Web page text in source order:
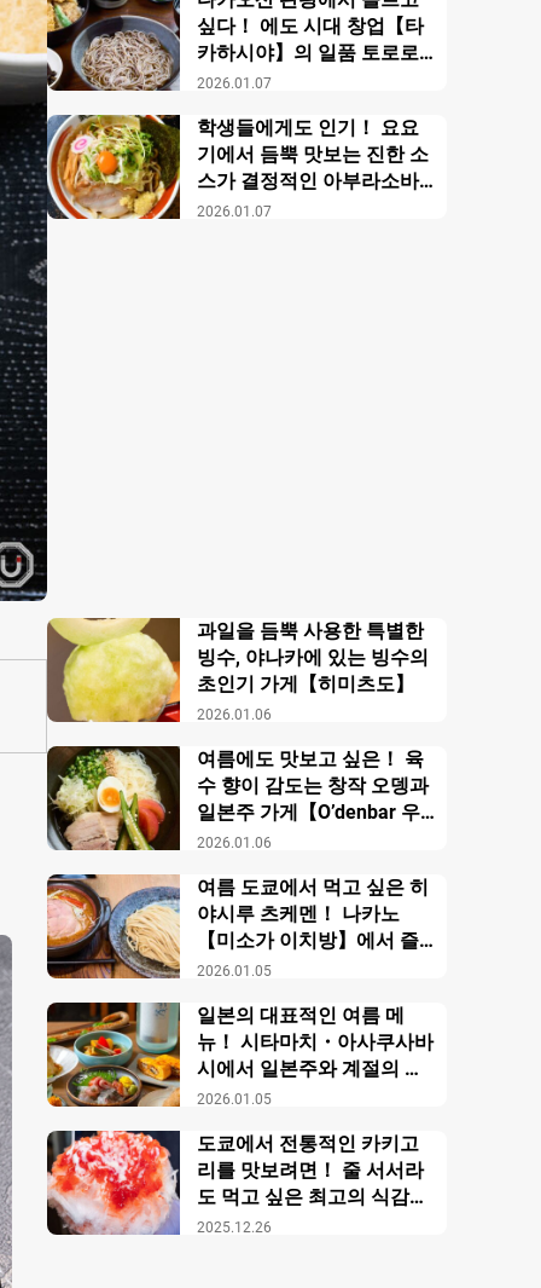
2026.01.07
싶다！ 에도 시대 창업【타
카하시야】의 일품 토로로
소바
2026.01.07
학생들에게도 인기！ 요요
기에서 듬뿍 맛보는 진한 소
스가 결정적인 아부라소바
【무사시노 아부라 각카
2026.01.06
과일을 듬뿍 사용한 특별한
빙수, 야나카에 있는 빙수의
초인기 가게【히미츠도】
2026.01.06
여름에도 맛보고 싶은！ 육
수 향이 감도는 창작 오뎅과
일본주 가게【O’denbar 우
마미 아자부주반】
2026.01.05
여름 도쿄에서 먹고 싶은 히
야시루 츠케멘！ 나카노
【미소가 이치방】에서 즐
기는 창작 미소 라멘
2026.01.05
일본의 대표적인 여름 메
뉴！ 시타마치・아사쿠사바
시에서 일본주와 계절의 미
각을 만끽【니혼슈 바루 카
2025.12.26
도쿄에서 전통적인 카키고
리를 맛보려면！ 줄 서서라
도 먹고 싶은 최고의 식감의
비밀【우에노 카키고리 센